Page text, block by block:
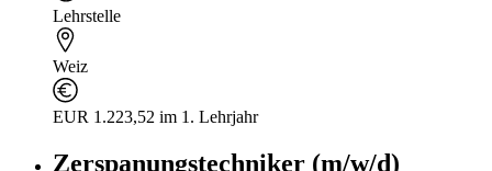
Lehrstelle
Weiz
EUR 1.223,52 im 1. Lehrjahr
Zerspanungstechniker (m/w/d)